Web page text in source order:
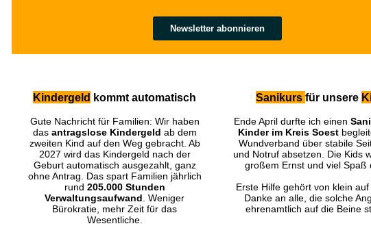
Newsletter abonnieren
Kindergeld kommt automatisch
Gute Nachricht für Familien: Wir haben
das antragslose Kindergeld ab dem
zweiten Kind auf den Weg gebracht. Ab
2027 wird das Kindergeld nach der
Geburt automatisch ausgezahlt, ganz
ohne Antrag. Das spart Familien jährlich
rund 205.000 Stunden
Verwaltungsaufwand . Weniger
Bürokratie, mehr Zeit für das
Wesentliche.
Sanikurs für unsere
Ende April durfte ich einen
Kinder im Kreis Soest
Wundverband über stabile
und Notruf absetzen. Die Kids
großem Ernst und viel Spaß
Erste Hilfe gehört von klein auf
Danke an alle, die solche
ehrenamtlich auf die Beine